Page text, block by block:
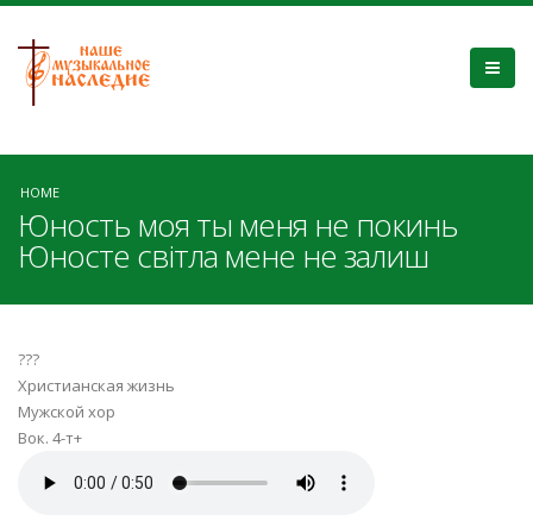
HOME
Юность моя ты меня не покинь
Юносте світла мене не залиш
???
Христианская жизнь
Мужской хор
Вок. 4-т+
Юность моя.mp3